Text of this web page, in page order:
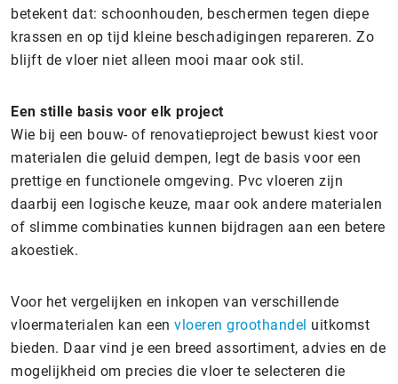
betekent dat: schoonhouden, beschermen tegen diepe
krassen en op tijd kleine beschadigingen repareren. Zo
blijft de vloer niet alleen mooi maar ook stil.
Een stille basis voor elk project
Wie bij een bouw- of renovatieproject bewust kiest voor
materialen die geluid dempen, legt de basis voor een
prettige en functionele omgeving. Pvc vloeren zijn
daarbij een logische keuze, maar ook andere materialen
of slimme combinaties kunnen bijdragen aan een betere
akoestiek.
Voor het vergelijken en inkopen van verschillende
vloermaterialen kan een vloeren groothandel uitkomst
bieden. Daar vind je een breed assortiment, advies en de
mogelijkheid om precies die vloer te selecteren die